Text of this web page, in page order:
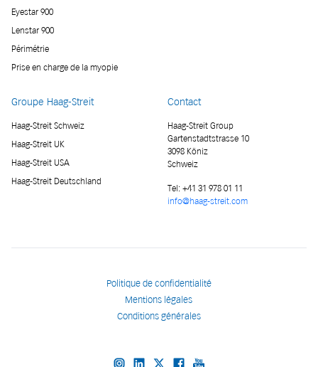
Eyestar 900
Lenstar 900
Périmétrie
Prise en charge de la myopie
Groupe Haag-Streit
Haag-Streit Schweiz
Haag-Streit UK
Haag-Streit USA
Haag-Streit Deutschland
Contact
Haag-Streit Group
Gartenstadtstrasse 10
3098 Köniz
Schweiz
Tel: +41 31 978 01 11
info@haag-streit.com
Politique de confidentialité
Mentions légales
Conditions générales